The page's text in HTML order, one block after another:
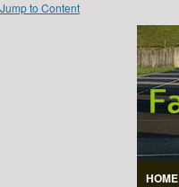
Jump to Content
HOME